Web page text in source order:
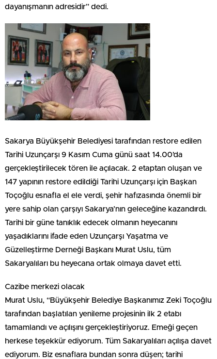
dayanışmanın adresidir” dedi.
Sakarya Büyükşehir Belediyesi tarafından restore edilen
Tarihi Uzunçarşı 9 Kasım Cuma günü saat 14.00’da
gerçekleştirilecek tören ile açılacak. 2 etaptan oluşan ve
147 yapının restore edildiği Tarihi Uzunçarşı için Başkan
Toçoğlu esnafla el ele verdi, şehir hafızasında önemli bir
yere sahip olan çarşıyı Sakarya’nın geleceğine kazandırdı.
Tarihi bir güne tanıklık edecek olmanın heyecanını
yaşadıklarını ifade eden Uzunçarşı Yaşatma ve
Güzelleştirme Derneği Başkanı Murat Uslu, tüm
Sakaryalıları bu heyecana ortak olmaya davet etti.
Cazibe merkezi olacak
Murat Uslu, “Büyükşehir Belediye Başkanımız Zeki Toçoğlu
tarafından başlatılan yenileme projesinin ilk 2 etabı
tamamlandı ve açılışını gerçekleştiriyoruz. Emeği geçen
herkese teşekkür ediyorum. Tüm Sakaryalıları açılışa davet
ediyorum. Biz esnaflara bundan sonra düşen; tarihi